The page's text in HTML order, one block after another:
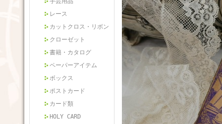
レース
カットクロス・リボン
クローゼット
書籍・カタログ
ペーパーアイテム
ボックス
ポストカード
カード類
HOLY CARD